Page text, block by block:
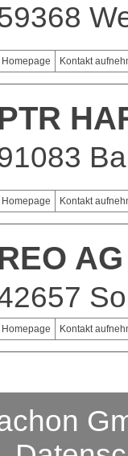
Homepage Kontakt
Homepage Kontakt
AG
Homepage Kontakt